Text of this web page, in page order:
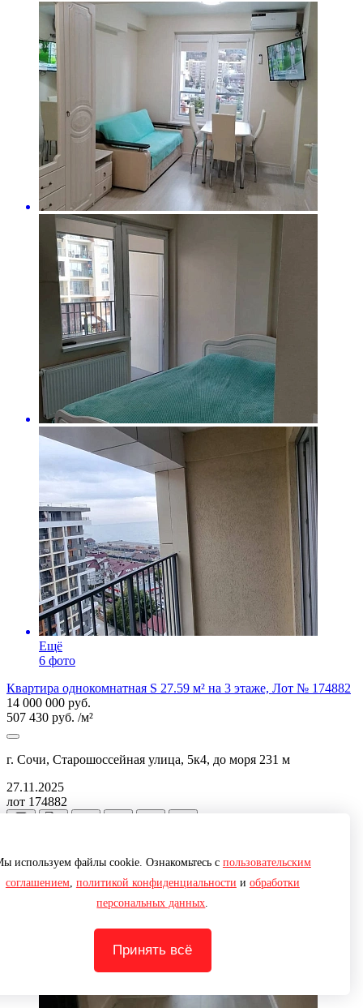
Ещё
6 фото
Квартира однокомнатная S 27.59 м² на 3 этаже, Лот № 174882
14 000 000 руб.
507 430 руб. /м²
г. Сочи, Старошоссейная улица, 5к4, до моря 231 м
27.11.2025
лот 174882
используем файлы cookie. Ознакомьтесь с пользовательским
соглашением, политикой конфиденциальности и обработки
персональных данных
Принять всё